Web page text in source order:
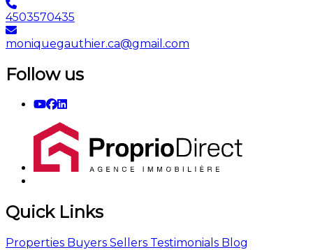
4503570435
moniquegauthier.ca@gmail.com
Follow us
Quick Links
Properties Buyers Sellers Testimonials Blog